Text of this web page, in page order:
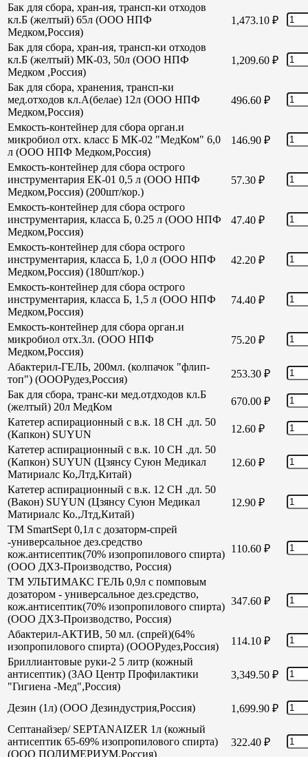
Бак для сбора, хран-ия, трансп-ки отходов
кл.Б (желтый) 65л (ООО НПФ
Медком,Россия)
1,473.10 ₽
Бак для сбора, хран-ия, трансп-ки отходов
кл.Б (желтый) МК-03, 50л (ООО НПФ
Медком ,Россия)
1,209.60 ₽
Бак для сбора, хранения, трансп-ки
мед.отходов кл.А(белае) 12л (ООО НПФ
Медком,Россия)
496.60 ₽
Емкость-контейнер для сбора орган.и
микробиол отх. класс Б МК-02 "МедКом" 6,0
л (ООО НПФ Медком,Россия)
146.90 ₽
Емкость-контейнер для сбора острого
инструментария ЕК-01 0,5 л (ООО НПФ
Медком,Россия) (200шт/кор.)
57.30 ₽
Емкость-контейнер для сбора острого
инструментария, класса Б, 0.25 л (ООО НПФ
Медком,Россия)
47.40 ₽
Емкость-контейнер для сбора острого
инструментария, класса Б, 1,0 л (ООО НПФ
Медком,Россия) (180шт/кор.)
42.20 ₽
Емкость-контейнер для сбора острого
инструментария, класса Б, 1,5 л (ООО НПФ
Медком,Россия)
74.40 ₽
Емкость-контейнер для сбора орган.и
микробиол отх.3л. (ООО НПФ
Медком,Россия)
75.20 ₽
Абактерил-ГЕЛЬ, 200мл. (колпачок "флип-
топ") (ОООРудез,Россия)
253.30 ₽
Бак для сбора, транс-ки мед.отдходов кл.Б
(желтый) 20л МедКом
670.00 ₽
Катетер аспирационный с в.к. 18 СН .дл. 50
(Капкон) SUYUN
12.60 ₽
Катетер аспирационный с в.к. 10 СН .дл. 50
(Капкон) SUYUN (Цзянсу Суюн Медикал
Матириалс Ко,Лтд,Китай)
12.60 ₽
Катетер аспирационный с в.к. 12 СН .дл. 50
(Вакон) SUYUN (Цзянсу Суюн Медикал
Матириалс Ко.,Лтд,Китай)
12.90 ₽
TM SmartSept 0,1л с дозаторм-спрей
-универсальное дез.средство
кож.антисептик(70% изопропилового спирта)
(ООО ДХЗ-Производство, Россия)
110.60 ₽
TM УЛЬТИМАКС ГЕЛЬ 0,9л с помповым
дозатором - универсальное дез.средство,
кож.антисептик(70% изопропилового спирта)
(ООО ДХЗ-Производство, Россия)
347.60 ₽
Абактерил-АКТИВ, 50 мл. (спрей)(64%
изопропилового спирта) (ОООРудез,Россия)
114.10 ₽
Бриллиантовые руки-2 5 литр (кожный
антисептик) (ЗАО Центр Профилактики
"Гигиена -Мед",Россия)
3,349.50 ₽
Дезин (1л) (ООО Дезиндустрия,Россия) 1,699.90 ₽
Септанайзер/ SEPTANAIZER 1л (кожный
антисептик 65-69% изопропилового спирта)
(ООО ПОЛИМЕРИУМ,Россия)
322.40 ₽